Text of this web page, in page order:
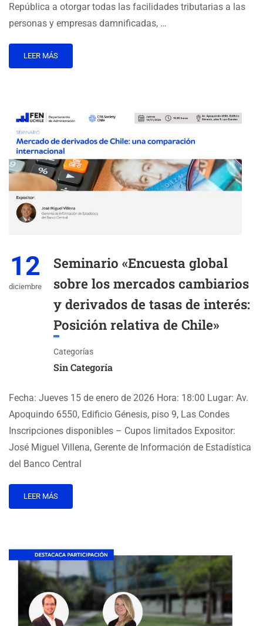
República a otorgar todas las facilidades tributarias a las
personas y empresas damnificadas, …
LEER MÁS
12
diciembre
Seminario «Encuesta global
sobre los mercados cambiarios
y derivados de tasas de interés:
Posición relativa de Chile»
Categorías
Sin Categoría
Fecha: Jueves 15 de enero de 2026 Hora: 18:00 Lugar: Av.
Apoquindo 6550, Edificio Génesis, piso 9, Las Condes
Inscripciones disponibles – Cupos limitados Expositor:
José Miguel Villena, Gerente de Información de Estadística
del Banco Central
LEER MÁS